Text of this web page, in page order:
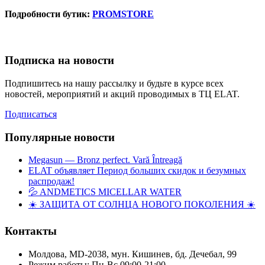
Подробности бутик: PROMSTORE
Подписка на новости
Подпишитесь на нашу рассылку и будьте в курсе всех
новостей, мероприятий и акций проводимых в ТЦ ELAT.
Подписаться
Популярные новости
Megasun — Bronz perfect. Vară Întreagă
ELAT объявляет Период больших скидок и безумных
распродаж!
💦 ANDMETICS MICELLAR WATER
☀️ ЗАЩИТА ОТ СОЛНЦА НОВОГО ПОКОЛЕНИЯ ☀️
Контакты
Молдова, MD-2038, мун. Кишинев, бд. Дечебал, 99